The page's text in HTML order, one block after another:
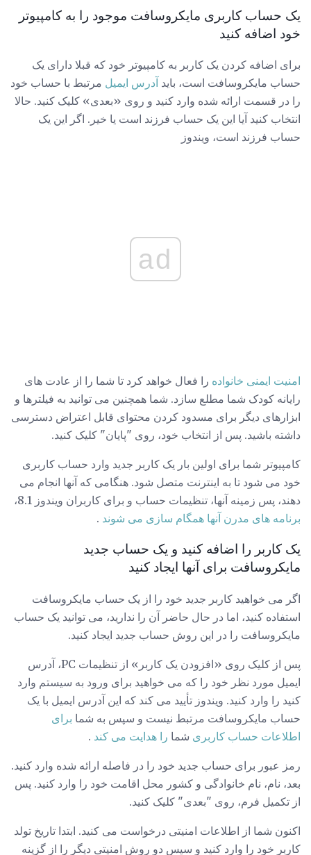
یک حساب کاربری مایکروسافت موجود را به کامپیوتر
خود اضافه کنید
برای اضافه کردن یک کاربر به کامپیوتر خود که قبلا دارای یک
حساب مایکروسافت است، باید آدرس ایمیل مرتبط با حساب خود
را در قسمت ارائه شده وارد کنید و روی «بعدی» کلیک کنید. حالا
انتخاب کنید آیا این یک حساب فرزند است یا خیر. اگر این یک
حساب فرزند است، ویندوز
ad
امنیت ایمنی خانواده را فعال خواهد کرد تا شما را از عادت های
رایانه کودک شما مطلع سازد. شما همچنین می توانید به فیلترها و
ابزارهای دیگر برای مسدود کردن محتوای قابل اعتراض دسترسی
داشته باشید. پس از انتخاب خود، روی "پایان" کلیک کنید.
کامپیوتر شما برای اولین بار یک کاربر جدید وارد حساب کاربری
خود می شود تا به اینترنت متصل شود. هنگامی که آنها انجام می
دهند، پس زمینه آنها، تنظیمات حساب و برای کاربران ویندوز 8.1،
برنامه های مدرن آنها همگام سازی می شوند .
یک کاربر را اضافه کنید و یک حساب جدید
مایکروسافت برای آنها ایجاد کنید
اگر می خواهید کاربر جدید خود را از یک حساب مایکروسافت
استفاده کنید، اما در حال حاضر آن را ندارید، می توانید یک حساب
مایکروسافت را در این روش حساب جدید ایجاد کنید.
پس از کلیک روی «افزودن یک کاربر» از تنظیمات PC، آدرس
ایمیل مورد نظر خود را که می خواهید برای ورود به سیستم وارد
کنید را وارد کنید. ویندوز تأیید می کند که این آدرس ایمیل با یک
حساب مایکروسافت مرتبط نیست و سپس به شما برای
اطلاعات حساب کاربری شما را هدایت می کند .
رمز عبور برای حساب جدید خود را در فاصله ارائه شده وارد کنید.
بعد، نام، نام خانوادگی و کشور محل اقامت خود را وارد کنید. پس
از تکمیل فرم، روی "بعدی" کلیک کنید.
اکنون شما از اطلاعات امنیتی درخواست می کنید. ابتدا تاریخ تولد
کاربر خود را وارد کنید و سپس دو روش امنیتی دیگر را از گزینه